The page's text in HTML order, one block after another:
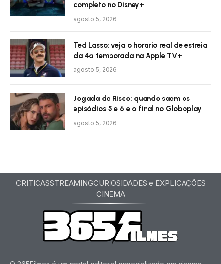
completo no Disney+
agosto 5, 2026
Ted Lasso: veja o horário real de estreia
da 4ª temporada na Apple TV+
agosto 5, 2026
Jogada de Risco: quando saem os
episódios 5 e 6 e o final no Globoplay
agosto 5, 2026
CRITICASSTREAMINGCURIOSIDADES e EXPLICAÇÕES
CINEMA